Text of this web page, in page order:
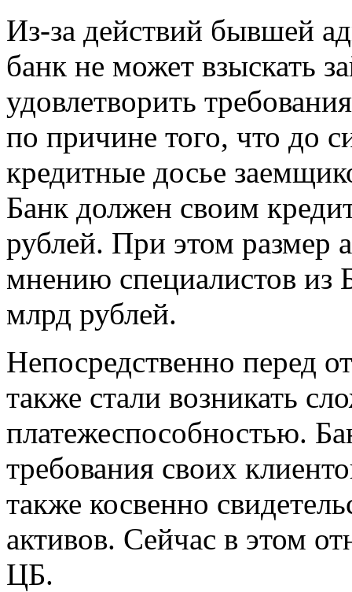
Из-за действий бывшей
банк не может взыскать
удовлетворить
по причине того, что до
кредитные досье
Банк должен своим
рублей. При этом размер
мнению специалистов из
млрд рублей.
Непосредственно перед
также стали возникать
платежеспособностью.
требования своих
также косвенно
активов. Сейчас в этом
ЦБ.